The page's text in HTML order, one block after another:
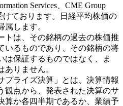
Services、CME Group
ております。日経平均株価の
します。
トは、その銘柄の過去の株価推
いるものであり、その銘柄の将
は保証するものではなく、ま
りません。
プライズ決算」とは、決算情報
観点から、発表された決算のサ
算か各四半期であるか、業績予